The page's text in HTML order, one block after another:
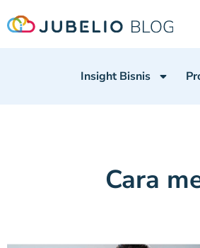
Insight Bisnis
Cara